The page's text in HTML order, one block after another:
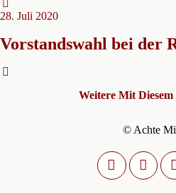
28. Juli 2020
Vorstandswahl bei der
Weitere Mit
© Achte